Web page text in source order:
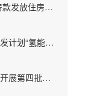
关于开展2026年度使用售房款发放住房补贴计划申报有关工作的通知
科技部关于发布国家重点研发计划“氢能技术”等7个重点专项2023年度项目申报指南的通知
工业和信息化部办公厅关于开展第四批专精特新“小巨人”企业培育和第一批专精特新“小巨人”企业复核工作的通知